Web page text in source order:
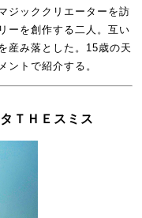
ジッククリエーターを訪
ーを創作する二人。互い
産み落とした。15歳の天
ントで紹介する。
ＴＨＥスミス